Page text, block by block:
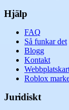
Hjälp
FAQ
Så funkar det
Blogg
Kontakt
Roblox
Juridiskt